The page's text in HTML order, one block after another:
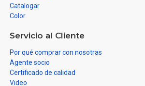
Catalogar
Color
Servicio al Cliente
Por qué comprar con nosotras
Agente socio
Certificado de calidad
Video